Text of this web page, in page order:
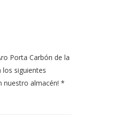
Porta Carbón de la
siguientes
nuestro almacén! *